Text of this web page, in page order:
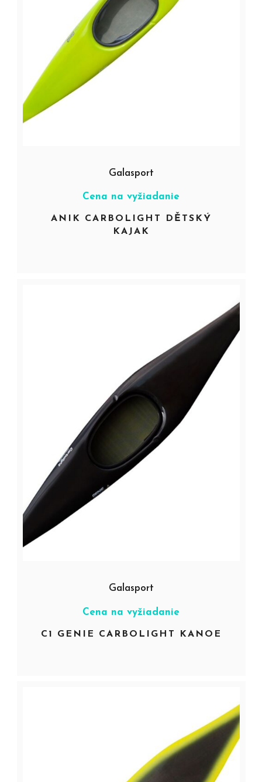
Galasport
Cena na vyžiadanie
ANIK CARBOLIGHT DĚTSKÝ
KAJAK
Galasport
Cena na vyžiadanie
C1 GENIE CARBOLIGHT KANOE